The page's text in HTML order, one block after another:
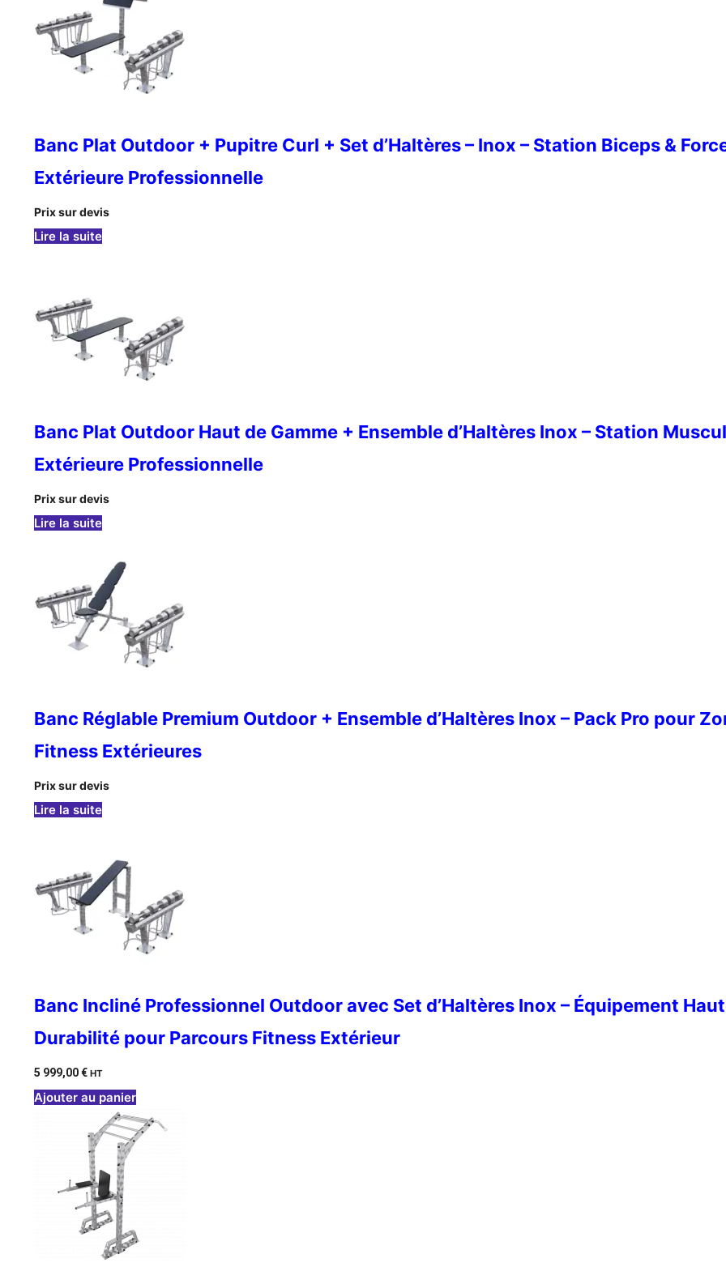
Banc Plat Outdoor + Pupitre Curl + Set d’Haltères – Inox – Station Biceps &
Extérieure Professionnelle
Prix sur devis
Lire la suite: Banc Plat Outdoor + Pupitre Curl + Set d’Haltères – Inox – Station Biceps & Force Extérieure
Banc Plat Outdoor Haut de Gamme + Ensemble d’Haltères Inox – Station
Extérieure Professionnelle
Prix sur devis
Lire la suite: Banc Plat Outdoor Haut de Gamme + Ensemble d’Haltères Inox – Station Musculation Extérieure
Banc Réglable Premium Outdoor + Ensemble d’Haltères Inox – Pack Pro pour
Fitness Extérieures
Prix sur devis
Lire la suite: Banc Réglable Premium Outdoor + Ensemble d’Haltères Inox – Pack Pro pour Zones Fitness Extérieures
Banc Incliné Professionnel Outdoor avec Set d’Haltères Inox – Équipement
Durabilité pour Parcours Fitness Extérieur
5 999,00€ HT
Ajouter au panier